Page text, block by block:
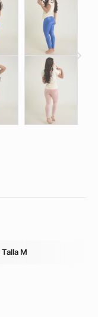
Talla M